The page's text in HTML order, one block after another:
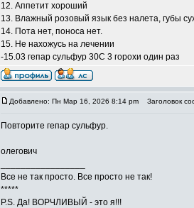
12. Аппетит хороший
13. Влажный розовый язык без налета, губы
14. Пота нет, поноса нет.
15. Не нахожусь на лечении
-15.03 гепар сульфур 30С 3 горохи один раз
Добавлено: Пн Мар 16, 2026 8:14 pm Заголовок
Повторите гепар сульфур.
олегович
Все не так просто. Все просто не так!
*****
P.S. Да! ВОРЧЛИВЫЙ - это я!!!